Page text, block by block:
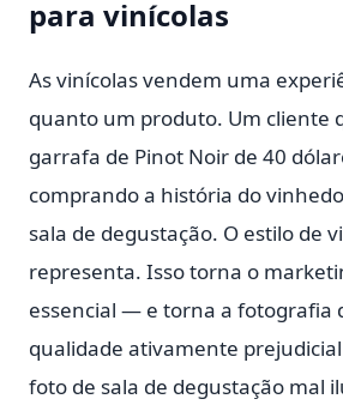
para vinícolas
As vinícolas vendem uma
quanto um produto. Um cliente
garrafa de Pinot Noir de 40
comprando a história do
sala de degustação. O estilo de
representa. Isso torna o
essencial — e torna a fotografia
qualidade ativamente
foto de sala de degustação mal